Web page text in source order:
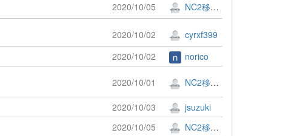
2020/10/05 NC2移行したい人
2020/10/02
cyrxf399
2020/10/02 norico
2020/10/01 NC2移行したい人
2020/10/03
jsuzuki
2020/10/05 NC2移行したい人